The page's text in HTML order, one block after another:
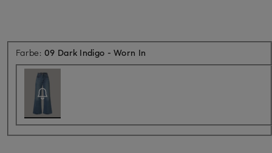
Farbe:09 Dark Indigo - Worn In